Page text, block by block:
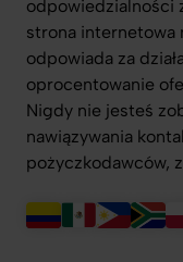
odpowiedzialności
strona internetowa
odpowiada za
oprocentowanie
Nigdy nie jesteś
nawiązywania
pożyczkodawców,